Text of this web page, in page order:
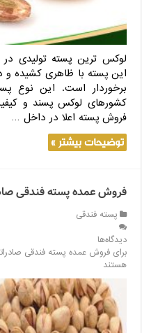
لوکس ترین پسته تولیدی در
این پسته با ظاهری کشیده و
برخوردار است. این نوع
کشورهای لوکس پسند و
فروش پسته اعلا در داخل …
توضیحات بیشتر »
فروش عمده پسته فندقی
پسته فندقی
دیدگاه‌ها
برای فروش عمده پسته فندقی
هستند